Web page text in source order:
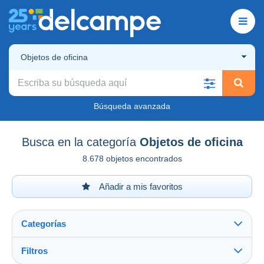
Objetos de oficina
Búsqueda avanzada
Busca en la categoría Objetos de oficina
8.678 objetos encontrados
Añadir a mis favoritos
Categorías
Filtros